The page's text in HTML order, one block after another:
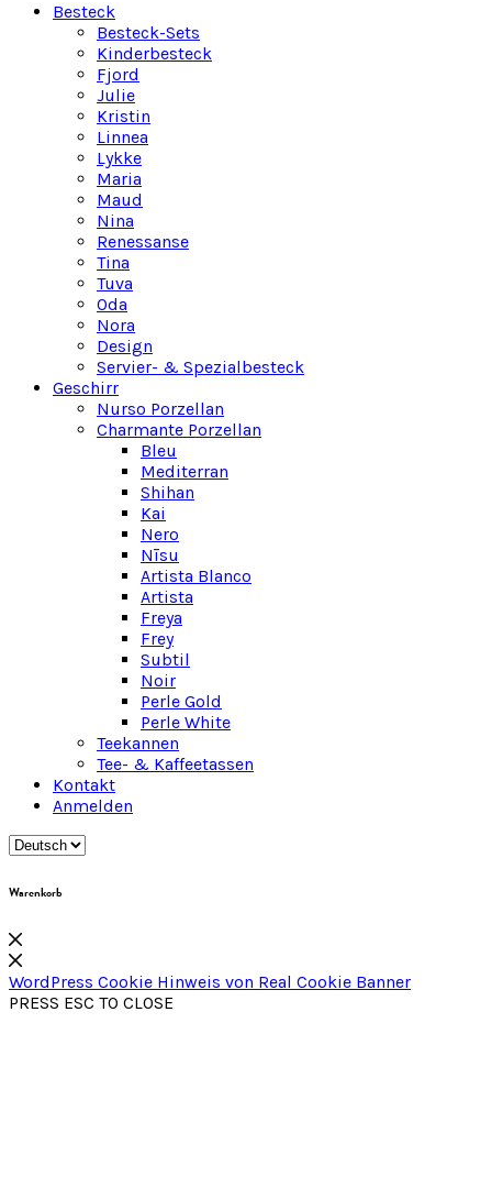
Besteck
Besteck-Sets
Kinderbesteck
Fjord
Julie
Kristin
Linnea
Lykke
Maria
Maud
Nina
Renessanse
Tina
Tuva
Oda
Nora
Design
Servier- & Spezialbesteck
Geschirr
Nurso Porzellan
Charmante Porzellan
Bleu
Mediterran
Shihan
Kai
Nero
Nīsu
Artista Blanco
Artista
Freya
Frey
Subtil
Noir
Perle Gold
Perle White
Teekannen
Tee- & Kaffeetassen
Kontakt
Anmelden
Warenkorb
WordPress Cookie Hinweis von Real Cookie Banner
PRESS ESC TO CLOSE